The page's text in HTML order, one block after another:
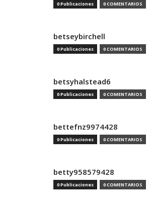
0 Publicaciones 0 COMENTARIOS
betseybirchell
0 Publicaciones 0 COMENTARIOS
betsyhalstead6
0 Publicaciones 0 COMENTARIOS
bettefnz9974428
0 Publicaciones 0 COMENTARIOS
betty958579428
0 Publicaciones 0 COMENTARIOS